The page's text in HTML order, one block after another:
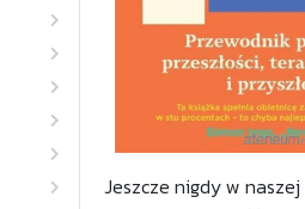
Jeszcze nigdy w